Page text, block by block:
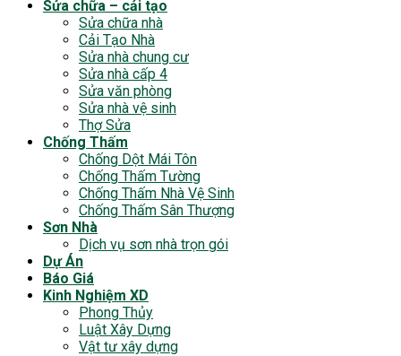
Sửa chữa – cải tạo
Sửa chữa nhà
Cải Tạo Nhà
Sửa nhà chung cư
Sửa nhà cấp 4
Sửa văn phòng
Sửa nhà vệ sinh
Thợ Sửa
Chống Thấm
Chống Dột Mái Tôn
Chống Thấm Tường
Chống Thấm Nhà Vệ Sinh
Chống Thấm Sân Thượng
Sơn Nhà
Dịch vụ sơn nhà trọn gói
Dự Án
Báo Giá
Kinh Nghiệm XD
Phong Thủy
Luật Xây Dựng
Vật tư xây dựng